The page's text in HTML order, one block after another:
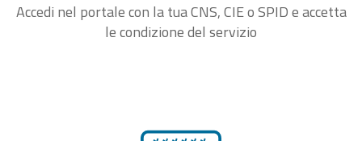
Accedi nel portale con la tua CNS, CIE o SPID e accetta
le condizione del servizio